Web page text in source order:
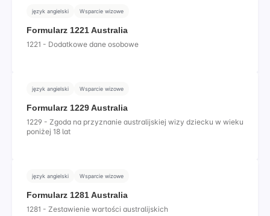
język angielski Wsparcie wizowe
Formularz 1221 Australia
1221 - Dodatkowe dane osobowe
język angielski Wsparcie wizowe
Formularz 1229 Australia
1229 - Zgoda na przyznanie australijskiej wizy dziecku w wieku
poniżej 18 lat
język angielski Wsparcie wizowe
Formularz 1281 Australia
1281 - Zestawienie wartości australijskich